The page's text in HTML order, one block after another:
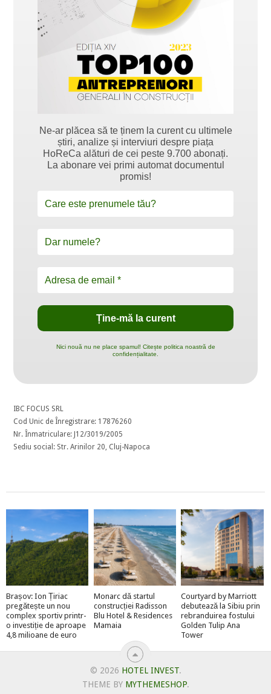
Ne-ar plăcea să te ținem la curent cu ultimele
știri, analize și interviuri despre piața
HoReCa alături de cei peste 9.700 abonați.
La abonare vei primi automat documentul
promis!
Nici nouă nu ne place spamul! Citește politica noastră de
confidențialitate.
IBC FOCUS SRL
Cod Unic de Înregistrare: 17876260
Nr. Înmatriculare: J12/3019/2005
Sediu social: Str. Arinilor 20, Cluj-Napoca
Brașov: Ion Țiriac
pregătește un nou
complex sportiv printr-
o investiție de aproape
4,8 milioane de euro
Monarc dă startul
construcției Radisson
Blu Hotel & Residences
Mamaia
Courtyard by Marriott
debutează la Sibiu prin
rebranduirea fostului
Golden Tulip Ana
Tower
© 2026 HOTEL INVEST.
THEME BY MYTHEMESHOP.